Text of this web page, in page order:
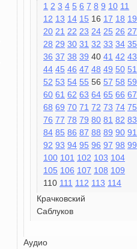
1 2 3 4 5 6 7 8 9 10 11
12 13 14 15 16 17 18 19
20 21 22 23 24 25 26 27
28 29 30 31 32 33 34 35
36 37 38 39 40 41 42 43
44 45 46 47 48 49 50 51
52 53 54 55 56 57 58 59
60 61 62 63 64 65 66 67
68 69 70 71 72 73 74 75
76 77 78 79 80 81 82 83
84 85 86 87 88 89 90 91
92 93 94 95 96 97 98 99
100 101 102 103 104
105 106 107 108 109
110 111 112 113 114
Крачковский
Саблуков
Аудио